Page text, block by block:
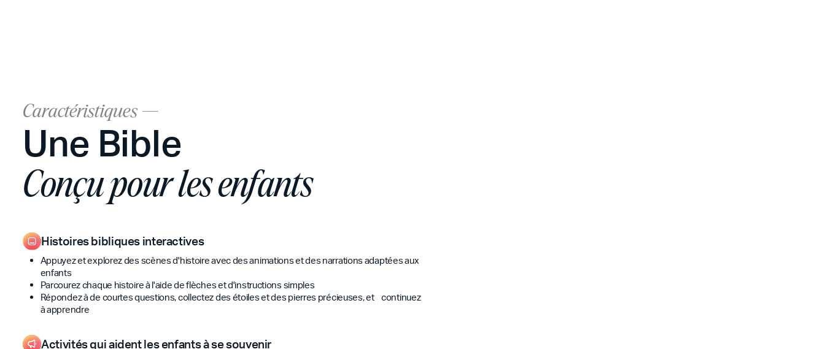
Caractéristiques ---
Une Bible
Conçu pour les enfants
Histoires bibliques interactives
Appuyez et explorez des scènes d'histoire avec des animations et des narrations adaptées aux
enfants
Parcourez chaque histoire à l'aide de flèches et d'instructions simples
Répondez à de courtes questions, collectez des étoiles et des pierres précieuses, et continuez
à apprendre
Activités qui aident les enfants à se souvenir